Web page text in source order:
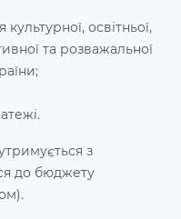
освітньої,
та розважальної
з
до бюджету